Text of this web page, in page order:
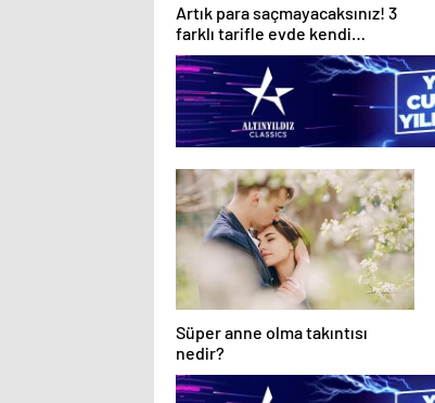
Artık para saçmayacaksınız! 3
farklı tarifle evde kendi
kremimizi yapıyoruz!
Süper anne olma takıntısı
nedir?